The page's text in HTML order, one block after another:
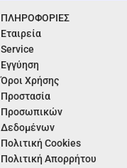
ΠΛΗΡΟΦΟΡΙΕΣ
Εταιρεία
Service
Εγγύηση
Όροι Χρήσης
Προστασία
Προσωπικών
Δεδομένων
Πολιτική Cookies
Πολιτική Απορρήτου